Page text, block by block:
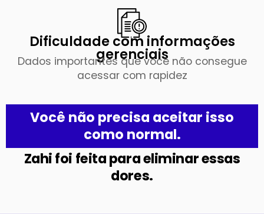
Dificuldade com informações
gerenciais
Dados importantes que você não consegue
acessar com rapidez
Você não precisa aceitar isso
como normal.
Zahi foi feita para eliminar essas
dores.